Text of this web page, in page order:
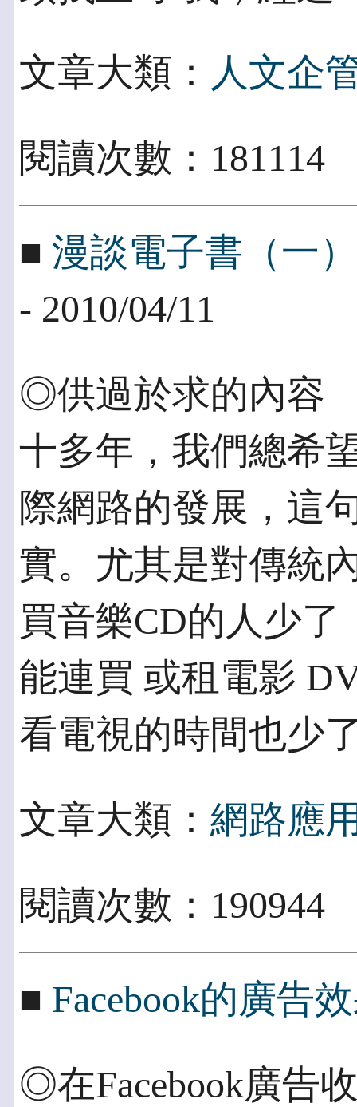
文章大類： 人文企
閱讀次數：
■ 漫談電子書（一
- 2010/04/11
◎供過於求的內容
十多年，我們總希
際網路的發展，這
實。尤其是對傳統
買音樂CD的人少
能連買 或租電影
看電視的時間也少
文章大類： 網路應
閱讀次數：
■ Facebook的廣告
◎在Facebook廣告